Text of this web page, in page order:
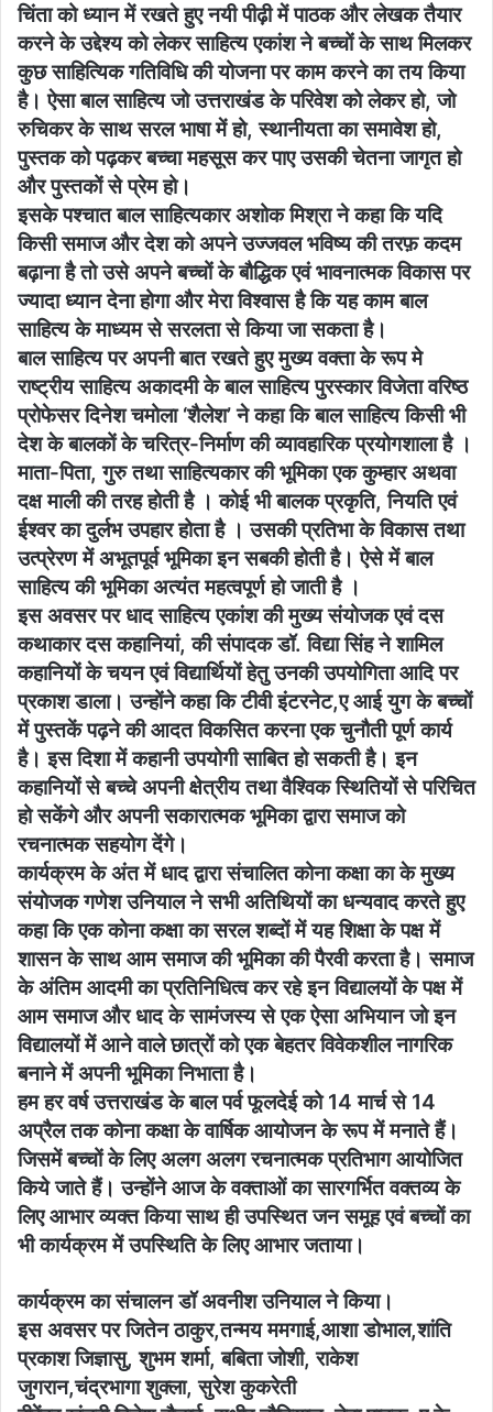
चिंता को ध्यान में रखते हुए नयी पीढ़ी में पाठक और लेखक तैयार
करने के उद्देश्य को लेकर साहित्य एकांश ने बच्चों के साथ मिलकर
कुछ साहित्यिक गतिविधि की योजना पर काम करने का तय किया
है। ऐसा बाल साहित्य जो उत्तराखंड के परिवेश को लेकर हो, जो
रुचिकर के साथ सरल भाषा में हो, स्थानीयता का समावेश हो,
पुस्तक को पढ़कर बच्चा महसूस कर पाए उसकी चेतना जागृत हो
और पुस्तकों से प्रेम हो।
इसके पश्चात बाल साहित्यकार अशोक मिश्रा ने कहा कि यदि
किसी समाज और देश को अपने उज्जवल भविष्य की तरफ़ कदम
बढ़ाना है तो उसे अपने बच्चों के बौद्धिक एवं भावनात्मक विकास पर
ज्यादा ध्यान देना होगा और मेरा विश्वास है कि यह काम बाल
साहित्य के माध्यम से सरलता से किया जा सकता है।
बाल साहित्य पर अपनी बात रखते हुए मुख्य वक्ता के रूप मे
राष्ट्रीय साहित्य अकादमी के बाल साहित्य पुरस्कार विजेता वरिष्ठ
प्रोफेसर दिनेश चमोला ‘शैलेश’ ने कहा कि बाल साहित्य किसी भी
देश के बालकों के चरित्र-निर्माण की व्यावहारिक प्रयोगशाला है ।
माता-पिता, गुरु तथा साहित्यकार की भूमिका एक कुम्हार अथवा
दक्ष माली की तरह होती है । कोई भी बालक प्रकृति, नियति एवं
ईश्वर का दुर्लभ उपहार होता है । उसकी प्रतिभा के विकास तथा
उत्प्रेरण में अभूतपूर्व भूमिका इन सबकी होती है। ऐसे में बाल
साहित्य की भूमिका अत्यंत महत्वपूर्ण हो जाती है ।
इस अवसर पर धाद साहित्य एकांश की मुख्य संयोजक एवं दस
कथाकार दस कहानियां, की संपादक डॉ. विद्या सिंह ने शामिल
कहानियों के चयन एवं विद्यार्थियों हेतु उनकी उपयोगिता आदि पर
प्रकाश डाला। उन्होंने कहा कि टीवी इंटरनेट,ए आई युग के बच्चों
में पुस्तकें पढ़ने की आदत विकसित करना एक चुनौती पूर्ण कार्य
है। इस दिशा में कहानी उपयोगी साबित हो सकती है। इन
कहानियों से बच्चे अपनी क्षेत्रीय तथा वैश्विक स्थितियों से परिचित
हो सकेंगे और अपनी सकारात्मक भूमिका द्वारा समाज को
रचनात्मक सहयोग देंगे।
कार्यक्रम के अंत में धाद द्वारा संचालित कोना कक्षा का के मुख्य
संयोजक गणेश उनियाल ने सभी अतिथियों का धन्यवाद करते हुए
कहा कि एक कोना कक्षा का सरल शब्दों में यह शिक्षा के पक्ष में
शासन के साथ आम समाज की भूमिका की पैरवी करता है। समाज
के अंतिम आदमी का प्रतिनिधित्व कर रहे इन विद्यालयों के पक्ष में
आम समाज और धाद के सामंजस्य से एक ऐसा अभियान जो इन
विद्यालयों में आने वाले छात्रों को एक बेहतर विवेकशील नागरिक
बनाने में अपनी भूमिका निभाता है।
हम हर वर्ष उत्तराखंड के बाल पर्व फूलदेई को 14 मार्च से 14
अप्रैल तक कोना कक्षा के वार्षिक आयोजन के रूप में मनाते हैं।
जिसमें बच्चों के लिए अलग अलग रचनात्मक प्रतिभाग आयोजित
किये जाते हैं। उन्होंने आज के वक्ताओं का सारगर्भित वक्तव्य के
लिए आभार व्यक्त किया साथ ही उपस्थित जन समूह एवं बच्चों का
भी कार्यक्रम में उपस्थिति के लिए आभार जताया।
कार्यक्रम का संचालन डॉ अवनीश उनियाल ने किया।
इस अवसर पर जितेन ठाकुर,तन्मय ममगाई,आशा डोभाल,शांति
प्रकाश जिज्ञासु, शुभम शर्मा, बबिता जोशी, राकेश
जुगरान,चंद्रभागा शुक्ला, सुरेश कुकरेती